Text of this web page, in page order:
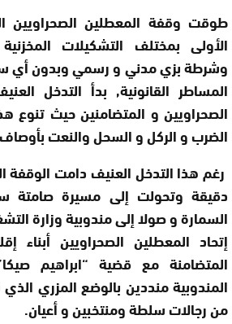
طوقت وقفة المعطلين الصحراويين
الأولى بمختلف التشكيلات
وشرطة بزي مدني و رسمي وبدون أي
المساطر القانونية, بدأ التدخل
الصحراويين و المتضامنين حيث تنوع
الضرب و الركل و السحل والنعت
رغم هذا التدخل العنيف دامت الوقفة
دقيقة وتحولت إلى مسيرة صامتة
السمارة و صولا إلى مندوبية وزارة
إتحاد المعطلين الصحراويين أبناء
المتضامنة مع قضية “ابراهيم
المندوبية منددين بالوضع المزري
من رجالات سلطة ومنتخبين و أعيان.